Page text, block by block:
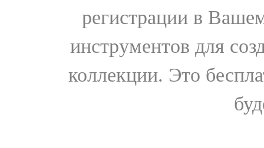
регистрации в
инструментов для
коллекции. Это